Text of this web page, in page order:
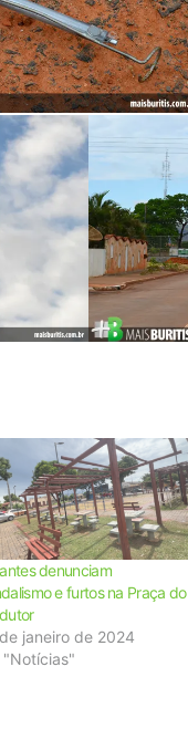
denunciam
e furtos na Praça do
janeiro de 2024
"Notícias"